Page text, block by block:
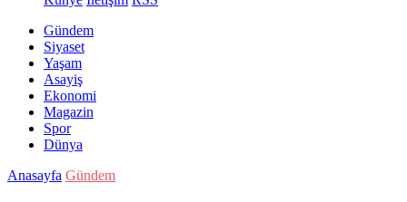
Gündem
Siyaset
Yaşam
Asayiş
Ekonomi
Magazin
Spor
Dünya
Anasayfa Gündem